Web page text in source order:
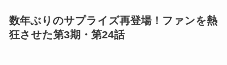
数年ぶりのサプライズ再登場！ファンを熱
狂させた第3期・第24話